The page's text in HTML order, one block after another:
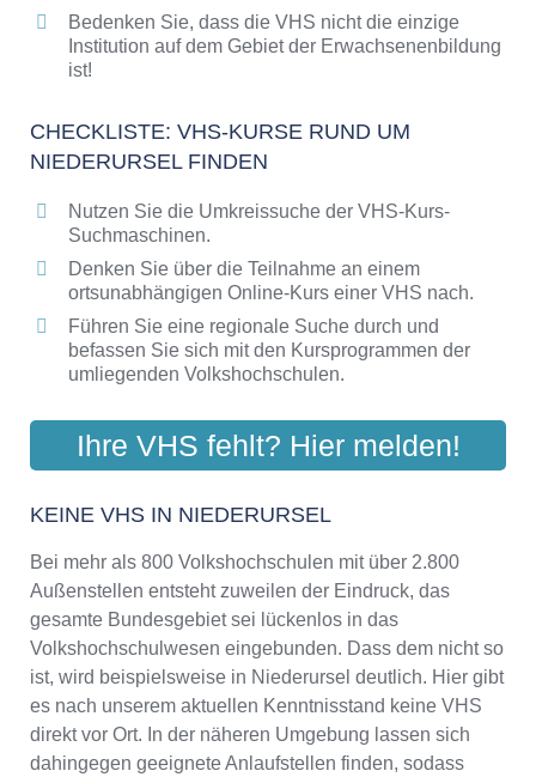
Bedenken Sie, dass die VHS nicht die einzige
Institution auf dem Gebiet der Erwachsenenbildung
ist!
CHECKLISTE: VHS-KURSE RUND UM
NIEDERURSEL FINDEN
Nutzen Sie die Umkreissuche der VHS-Kurs-
Suchmaschinen.
Denken Sie über die Teilnahme an einem
ortsunabhängigen Online-Kurs einer VHS nach.
Führen Sie eine regionale Suche durch und
befassen Sie sich mit den Kursprogrammen der
umliegenden Volkshochschulen.
Ihre VHS fehlt? Hier melden!
KEINE VHS IN NIEDERURSEL
Bei mehr als 800 Volkshochschulen mit über 2.800
Außenstellen entsteht zuweilen der Eindruck, das
gesamte Bundesgebiet sei lückenlos in das
Volkshochschulwesen eingebunden. Dass dem nicht so
ist, wird beispielsweise in Niederursel deutlich. Hier gibt
es nach unserem aktuellen Kenntnisstand keine VHS
direkt vor Ort. In der näheren Umgebung lassen sich
dahingegen geeignete Anlaufstellen finden, sodass